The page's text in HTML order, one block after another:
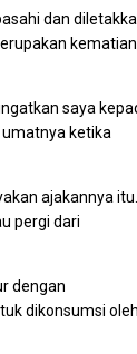
dan
kematian
saya
umatnya ketika
ajakannya itu.
pergi dari
dengan
dikonsumsi oleh